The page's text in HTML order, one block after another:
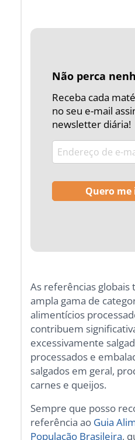
Não perca
Receba cada
no seu e-mail
newsletter diária!
As referências globais
ampla gama de
alimentícios
contribuem
excessivamente
processados e
salgados em geral,
carnes e queijos.
Sempre que posso
referência ao Guia
População Brasileira,